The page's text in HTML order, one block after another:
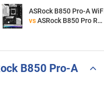
ASRock B850 Pro-A
vs ASRock B850 Pro RS WiFi
B850 Pro-A